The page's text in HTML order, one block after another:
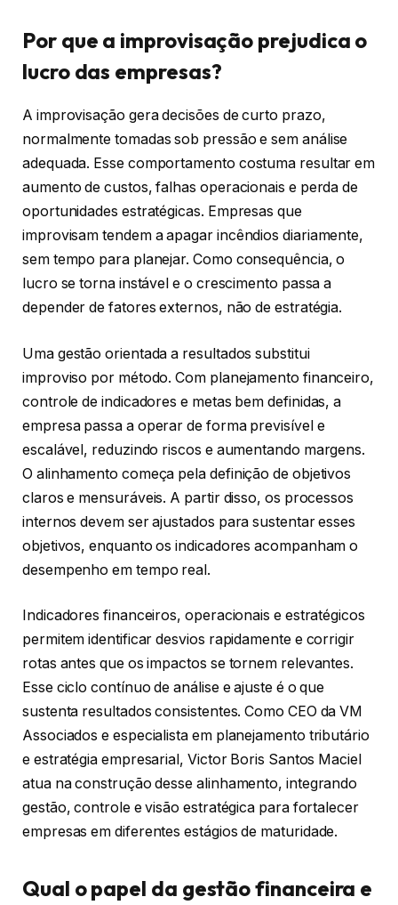
Por que a improvisação prejudica o
lucro das empresas?
A improvisação gera decisões de curto prazo,
normalmente tomadas sob pressão e sem análise
adequada. Esse comportamento costuma resultar em
aumento de custos, falhas operacionais e perda de
oportunidades estratégicas. Empresas que
improvisam tendem a apagar incêndios diariamente,
sem tempo para planejar. Como consequência, o
lucro se torna instável e o crescimento passa a
depender de fatores externos, não de estratégia.
Uma gestão orientada a resultados substitui
improviso por método. Com planejamento financeiro,
controle de indicadores e metas bem definidas, a
empresa passa a operar de forma previsível e
escalável, reduzindo riscos e aumentando margens.
O alinhamento começa pela definição de objetivos
claros e mensuráveis. A partir disso, os processos
internos devem ser ajustados para sustentar esses
objetivos, enquanto os indicadores acompanham o
desempenho em tempo real.
Indicadores financeiros, operacionais e estratégicos
permitem identificar desvios rapidamente e corrigir
rotas antes que os impactos se tornem relevantes.
Esse ciclo contínuo de análise e ajuste é o que
sustenta resultados consistentes. Como CEO da VM
Associados e especialista em planejamento tributário
e estratégia empresarial, Victor Boris Santos Maciel
atua na construção desse alinhamento, integrando
gestão, controle e visão estratégica para fortalecer
empresas em diferentes estágios de maturidade.
Qual o papel da gestão financeira e